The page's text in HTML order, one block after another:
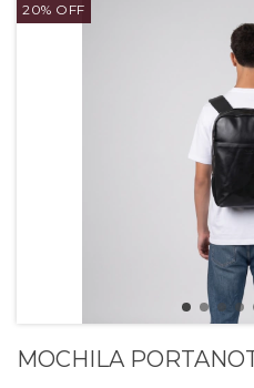
20% OFF
MOCHILA